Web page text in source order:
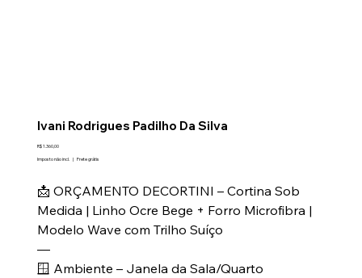
Ivani Rodrigues Padilho Da Silva
Preço
R$ 1.360,00
Imposto não incl. | Frete grátis
📩 ORÇAMENTO DECORTINI – Cortina Sob
Medida | Linho Ocre Bege + Forro Microfibra |
Modelo Wave com Trilho Suíço
—
🪟 Ambiente – Janela da Sala/Quarto